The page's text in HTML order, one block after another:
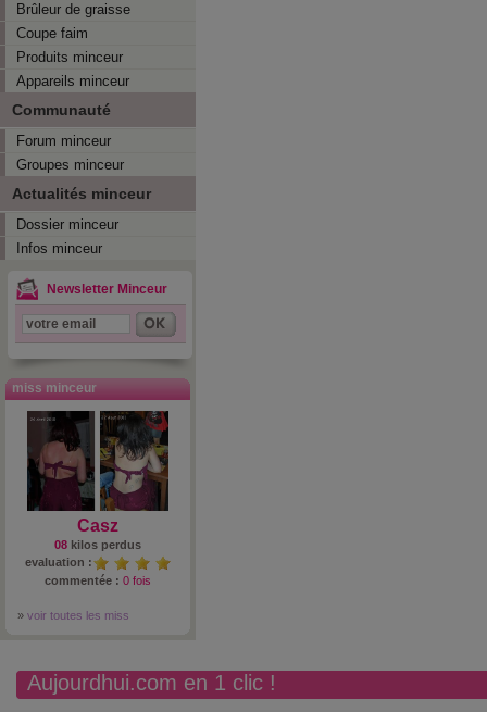
Brûleur de graisse
Coupe faim
Produits minceur
Appareils minceur
Communauté
Forum minceur
Groupes minceur
Actualités minceur
Dossier minceur
Infos minceur
Newsletter Minceur
miss minceur
Casz
08 kilos perdus
evaluation :
commentée : 0 fois
» voir toutes les miss
Aujourdhui.com en 1 clic !